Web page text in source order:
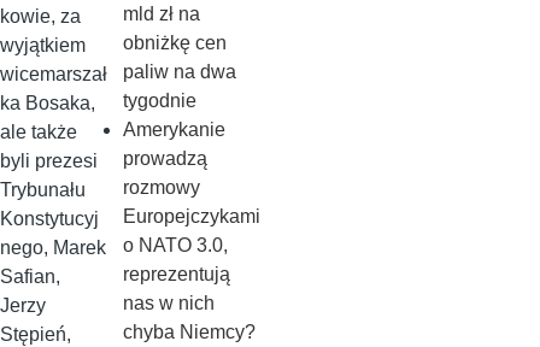
kowie, za
wyjątkiem
wicemarszał
ka Bosaka,
ale także
byli prezesi
Trybunału
Konstytucyj
nego, Marek
Safian,
Jerzy
Stępień,
mld zł na
obniżkę cen
paliw na dwa
tygodnie
Amerykanie
prowadzą
rozmowy
Europejczykami
o NATO 3.0,
reprezentują
nas w nich
chyba Niemcy?